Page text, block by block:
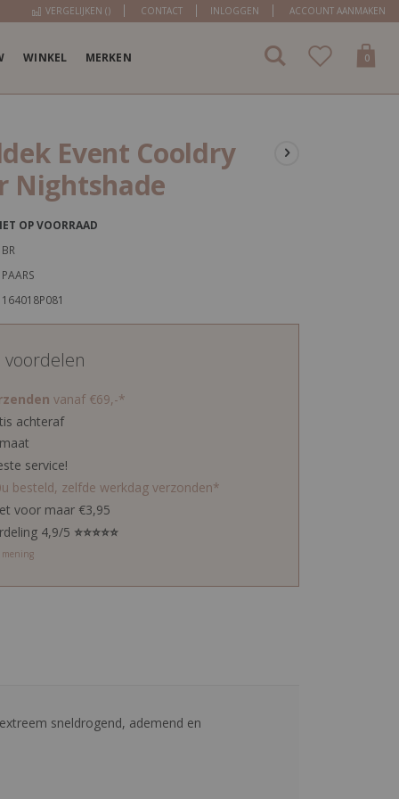
VERGELIJKEN () CONTACT INLOGGEN ACCOUNT AANMAKEN
WINKEL MERKEN
Cart
0items
Event Cooldry
Nightshade
OP VOORRAAD
BR
PAARS
164018P081
vanaf €69,-*
achteraf
service!
besteld, zelfde werkdag verzonden*
voor maar €3,95
4,9/5 ⭐⭐⭐⭐⭐
mening
sneldrogend, ademend en